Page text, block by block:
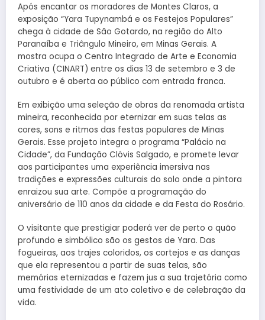
Após encantar os moradores de Montes Claros, a
exposição “Yara Tupynambá e os Festejos Populares”
chega à cidade de São Gotardo, na região do Alto
Paranaíba e Triângulo Mineiro, em Minas Gerais. A
mostra ocupa o Centro Integrado de Arte e Economia
Criativa (CINART) entre os dias 13 de setembro e 3 de
outubro e é aberta ao público com entrada franca.
Em exibição uma seleção de obras da renomada artista
mineira, reconhecida por eternizar em suas telas as
cores, sons e ritmos das festas populares de Minas
Gerais. Esse projeto integra o programa “Palácio na
Cidade”, da Fundação Clóvis Salgado, e promete levar
aos participantes uma experiência imersiva nas
tradições e expressões culturais do solo onde a pintora
enraizou sua arte. Compõe a programação do
aniversário de 110 anos da cidade e da Festa do Rosário.
O visitante que prestigiar poderá ver de perto o quão
profundo e simbólico são os gestos de Yara. Das
fogueiras, aos trajes coloridos, os cortejos e as danças
que ela representou a partir de suas telas, são
memórias eternizadas e fazem jus a sua trajetória como
uma festividade de um ato coletivo e de celebração da
vida.